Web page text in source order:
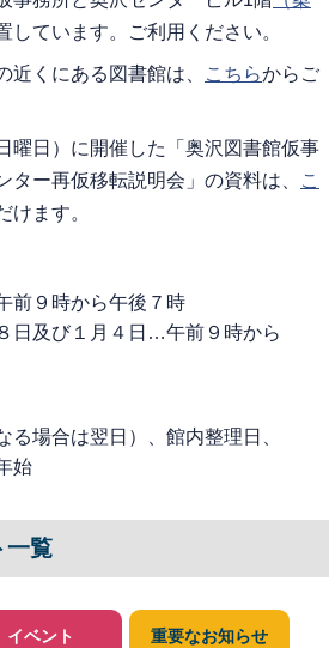
しています。ご利用ください。
近くにある図書館は、 こちらからご
曜日）に開催した「奥沢図書館仮事
ター再仮移転説明会」の資料は、
こ
けます。
前９時から午後７時
日及び１月４日…午前９時から
る場合は翌日）、館内整理日、
始
一覧
イベント 重要なお知らせ